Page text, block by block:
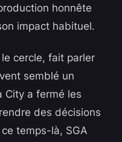
honnête
impact habituel.
cercle, fait parler
semblé un
City a fermé les
des décisions
temps-là, SGA